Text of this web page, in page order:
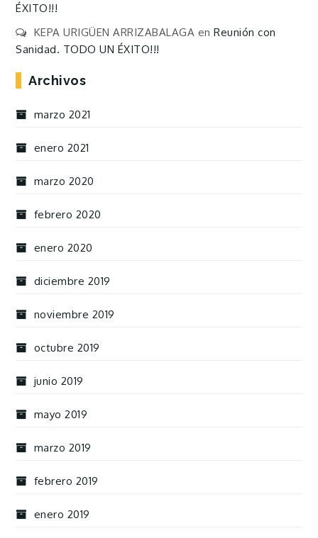
ÉXITO!!!
KEPA URIGÜEN ARRIZABALAGA enReunión con
Sanidad. TODO UN ÉXITO!!!
Archivos
marzo 2021
enero 2021
marzo 2020
febrero 2020
enero 2020
diciembre 2019
noviembre 2019
octubre 2019
junio 2019
mayo 2019
marzo 2019
febrero 2019
enero 2019